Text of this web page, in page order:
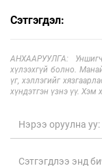
Сэтгэгдэл:
АНХААРУУЛГА:
хүлээхгүй болно.
үг, хэллэгийг
хүндэтгэн үзнэ үү. Хэм